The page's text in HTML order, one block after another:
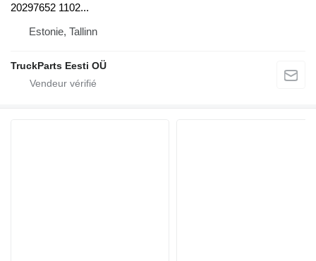
20297652 1102...
Estonie, Tallinn
TruckParts Eesti OÜ